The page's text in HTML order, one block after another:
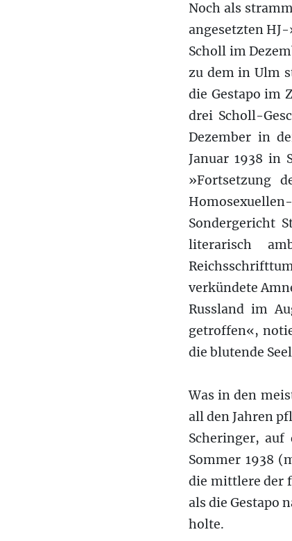
Noch als
angesetzten
Scholl im
zu dem in Ulm
die Gestapo im
drei Scholl-
Dezember in
Januar 1938 in
»Fortsetzung
Sondergericht
literarisch
verkündete
Russland im
getroffen«,
die blutende
Was in den
all den Jahren
Scheringer,
Sommer 1938
die mittlere der
als die Gestapo
holte.